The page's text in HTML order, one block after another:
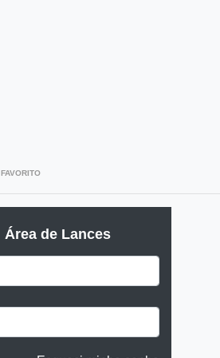
FAVORITO
Área de Lances